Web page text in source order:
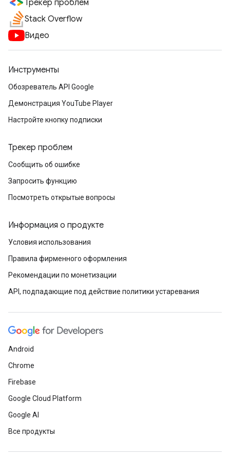
Трекер проблем
Stack Overflow
Видео
Инструменты
Обозреватель API Google
Демонстрация YouTube Player
Настройте кнопку подписки
Трекер проблем
Сообщить об ошибке
Запросить функцию
Посмотреть открытые вопросы
Информация о продукте
Условия использования
Правила фирменного оформления
Рекомендации по монетизации
API, подпадающие под действие политики устаревания
Android
Chrome
Firebase
Google Cloud Platform
Google AI
Все продукты